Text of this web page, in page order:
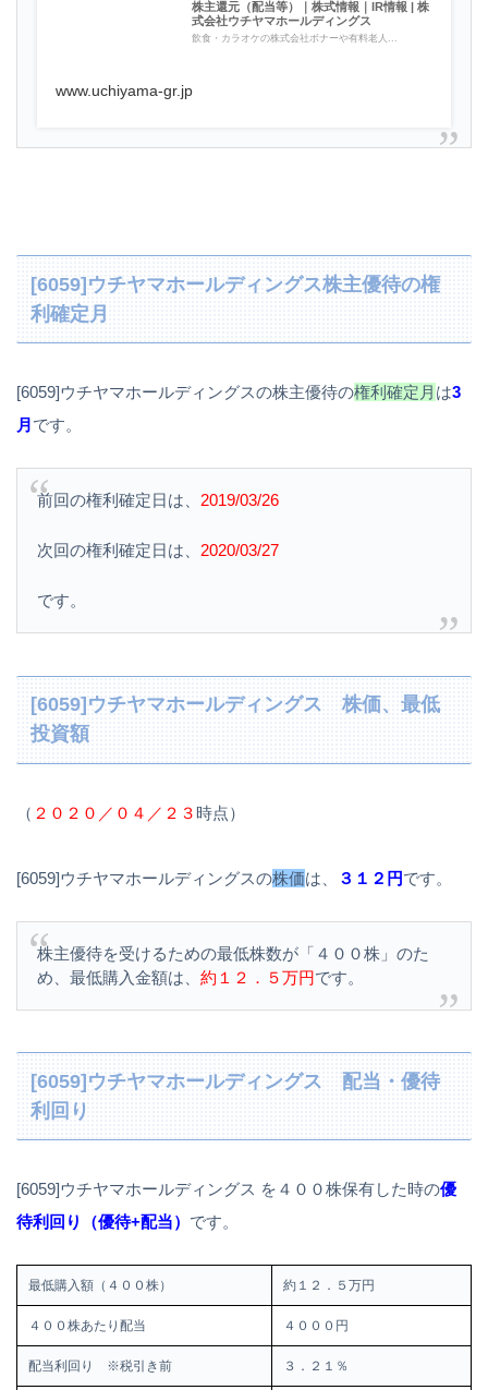
株主還元（配当等）｜株式情報｜IR情報 | 株
式会社ウチヤマホールディングス
飲食・カラオケの株式会社ボナーや有料老人...
www.uchiyama-gr.jp
[6059]ウチヤマホールディングス株主優待の権
利確定月
[6059]ウチヤマホールディングスの株主優待の権利確定月 は3
月 です。
前回の権利確定日は、 2019/03/26
次回の権利確定日は、 2020/03/27
です。
[6059]ウチヤマホールディングス 株価、最低
投資額
（ ２０２０／０４／２３時点）
[6059]ウチヤマホールディングスの株価は、 ３１２円です。
株主優待を受けるための最低株数が「４００株」のた
め、最低購入金額は、 約１２．５万円です。
[6059]ウチヤマホールディングス 配当・優待
利回り
[6059]ウチヤマホールディングス を４００株保有した時の優
待利回り（優待+配当） です。
最低購入額（４００株） 約１２．５万円
４００株あたり配当 ４０００円
配当利回り ※税引き前 ３．２１％